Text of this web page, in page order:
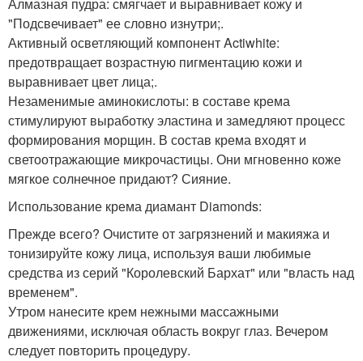
Алмазная пудра: смягчает и выравнивает кожу и
"Подсвечивает" ее словно изнутри;.
Активный осветляющий компонент Actiwhite:
предотвращает возрастную пигментацию кожи и
выравнивает цвет лица;.
Незаменимые аминокислоты: в составе крема
стимулируют выработку эластина и замедляют процесс
формирования морщин. В состав крема входят и
светоотражающие микрочастицы. Они мгновенно коже
мягкое солнечное придают? Сияние.
Использование крема диамант Diamonds:
Прежде всего? Очистите от загрязнений и макияжа и
тонизируйте кожу лица, используя ваши любимые
средства из серий "Королевский Бархат" или "власть над
временем".
Утром нанесите крем нежными массажными
движениями, исключая область вокруг глаз. Вечером
следует повторить процедуру.